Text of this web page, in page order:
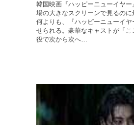
韓国映画『ハッピーニューイヤー
場の大きなスクリーンで見るの
何よりも、『ハッピーニューイ
せられる。豪華なキャストが「
役で次から次へ…